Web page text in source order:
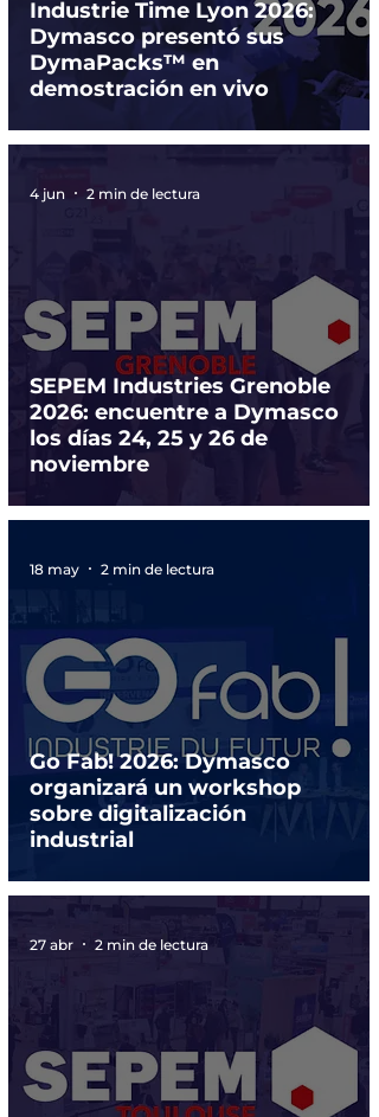
Industrie Time Lyon 2026:
Dymasco presentó sus
DymaPacks™ en
demostración en vivo
SEPEM Industries Grenoble
2026: encuentre a Dymasco
los días 24, 25 y 26 de
noviembre
4 jun 2 min de lectura
Go Fab! 2026: Dymasco
organizará un workshop
sobre digitalización
industrial
18 may 2 min de lectura
27 abr 2 min de lectura